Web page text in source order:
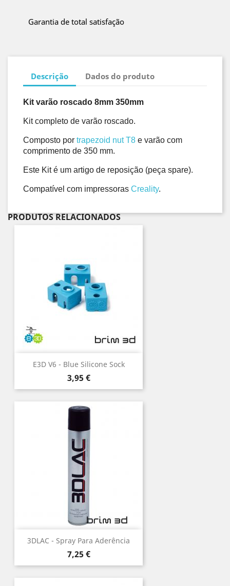
Garantia de total satisfação
Descrição Dados do produto
Kit varão roscado 8mm 350mm
Kit completo de varão roscado.
Composto por trapezoid nut T8 e varão com
comprimento de 350 mm.
Este Kit é um artigo de reposição (peça spare).
Compatível com impressoras Creality.
PRODUTOS RELACIONADOS
E3D V6 - Blue Silicone Sock
Preço
3,95 €
3DLAC - Spray Para Aderência
Preço
7,25 €